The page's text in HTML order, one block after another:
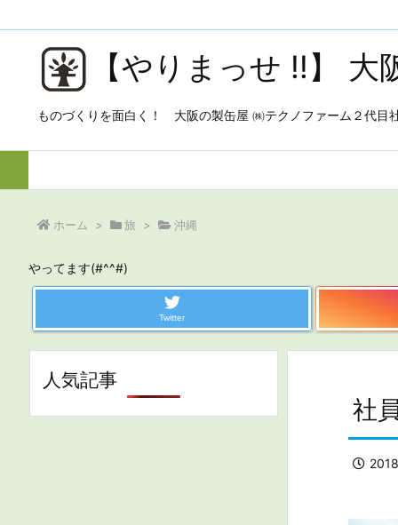
【やりまっせ !!】
ものづくりを面白く！ 大阪の製缶屋 ㈱テクノファーム２代目
ホーム > 旅 > 沖縄
やってます(#^^#)
Twitter
社
人気記事